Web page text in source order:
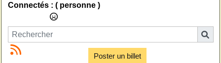
Connectés : ( personne )
Poster un billet